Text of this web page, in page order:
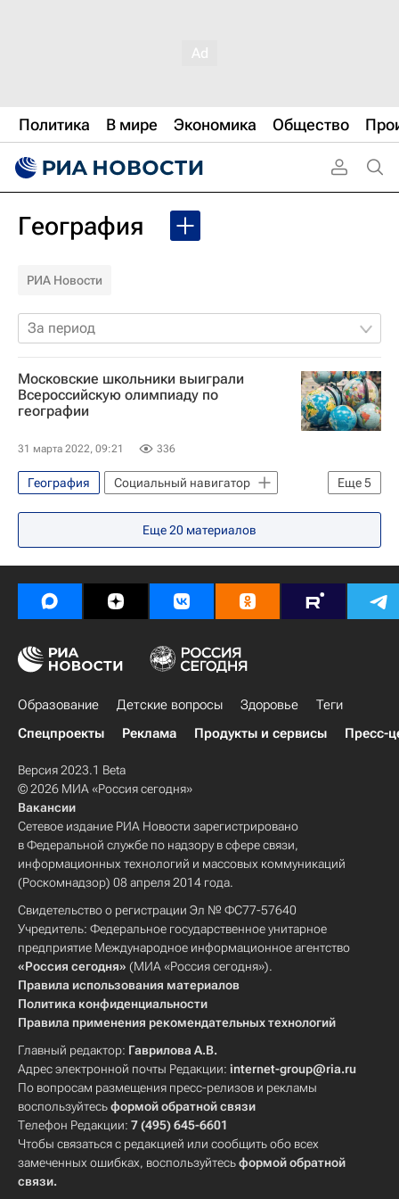
Политика В мире Экономика Общество
География
РИА Новости
За период
Московские школьники выиграли
Всероссийскую олимпиаду по
географии
31 марта 2022, 09:21 336
Еще5
География
Социальный навигатор
Общество
Россия
Ставрополь
Министерство просвещения России (Минпросвещения России)
Еще20 материалов
Образование Детские вопросы Здоровье
Теги
Спецпроекты
Реклама Продукты и сервисы Пресс-
Версия 2023.1 Beta
© 2026 МИА «Россия сегодня»
Вакансии
Сетевое издание РИА Новости зарегистрировано
в Федеральной службе по надзору в сфере связи,
информационных технологий и массовых коммуникаций
(Роскомнадзор) 08 апреля 2014 года.
Свидетельство о регистрации Эл № ФС77-57640
Учредитель: Федеральное государственное унитарное
предприятие Международное информационное агентство
«Россия сегодня» (МИА «Россия сегодня»).
Правила использования материалов
Политика конфиденциальности
Правила применения рекомендательных технологий
Главный редактор: Гаврилова А.В.
Адрес электронной почты Редакции: internet-group@ria.ru
По вопросам размещения пресс-релизов и рекламы
воспользуйтесьформой обратной связи
Телефон Редакции: 7 (495) 645-6601
Чтобы связаться с редакцией или сообщить обо всех
замеченных ошибках, воспользуйтесьформой обратной
связи.